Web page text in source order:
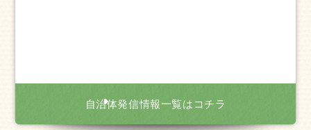
自治体発信情報一覧はコチラ